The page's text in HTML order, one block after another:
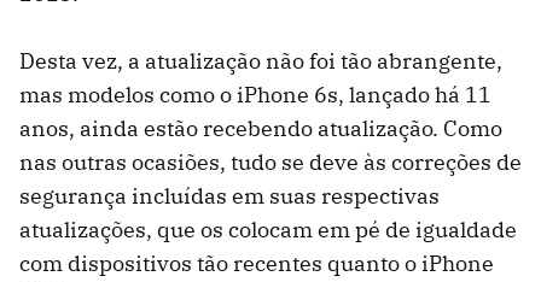
Desta vez, a atualização não foi tão abrangente,
mas modelos como o iPhone 6s, lançado há 11
anos, ainda estão recebendo atualização. Como
nas outras ocasiões, tudo se deve às correções de
segurança incluídas em suas respectivas
atualizações, que os colocam em pé de igualdade
com dispositivos tão recentes quanto o iPhone